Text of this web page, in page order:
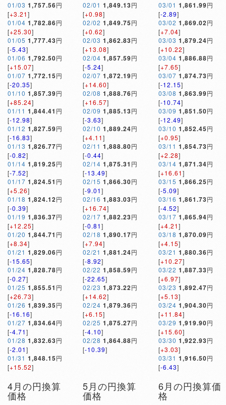
01/03 1,757.56円
[+3.21]
01/04 1,782.86円
[+25.30]
01/05 1,777.43円
[-5.43]
01/06 1,792.50円
[+15.07]
01/07 1,772.15円
[-20.35]
01/10 1,857.39円
[+85.24]
01/11 1,844.41 円
[-12.98]
01/12 1,827.59円
[-16.83]
01/13 1,826.77円
[-0.82]
01/14 1,819.25円
[-7.52]
01/17 1,824.51 円
[+5.26]
01/18 1,824.12円
[-0.39]
01/19 1,836.37円
[+12.25]
01/20 1,844.71 円
[+8.34]
01/21 1,829.06円
[-15.65]
01/24 1,828.78円
[-0.27]
01/25 1,855.51 円
[+26.73]
01/26 1,839.35円
[-16.16]
01/27 1,834.64円
[-4.71]
01/28 1,832.63円
[-2.01]
01/31 1,848.15円
[+15.52]
02/01 1,849.13円
[+0.98]
02/02 1,849.75円
[+0.62]
02/03 1,862.83円
[+13.08]
02/04 1,857.59円
[-5.24]
02/07 1,872.19円
[+14.60]
02/08 1,888.76円
[+16.57]
02/09 1,885.13円
[-3.63]
02/10 1,889.24円
[+4.11]
02/11 1,888.80円
[-0.44]
02/14 1,875.31 円
[-13.49]
02/15 1,866.30円
[-9.01]
02/16 1,883.03円
[+16.74]
02/17 1,882.23円
[-0.81]
02/18 1,890.17円
[+7.94]
02/21 1,881.24円
[-8.92]
02/22 1,858.59円
[-22.65]
02/23 1,873.22円
[+14.62]
02/24 1,879.36円
[+6.15]
02/25 1,875.27円
[-4.10]
02/28 1,864.88円
[-10.39]
03/01 1,861.99円
[-2.89]
03/02 1,869.02円
[+7.04]
03/03 1,879.24円
[+10.22]
03/04 1,886.88円
[+7.65]
03/07 1,874.73円
[-12.15]
03/08 1,863.99円
[-10.74]
03/09 1,851.50円
[-12.49]
03/10 1,852.45円
[+0.95]
03/11 1,854.73円
[+2.28]
03/14 1,871.34円
[+16.61]
03/15 1,866.25円
[-5.09]
03/16 1,861.73円
[-4.52]
03/17 1,865.94円
[+4.21]
03/18 1,870.09円
[+4.15]
03/21 1,880.36円
[+10.27]
03/22 1,887.33円
[+6.97]
03/23 1,892.47円
[+5.13]
03/24 1,904.30円
[+11.84]
03/29 1,919.90円
[+15.60]
03/30 1,922.93円
[+3.03]
03/31 1,916.50円
[-6.43]
4月の円換算
価格
5月の円換算
価格
6月の円換算価
格